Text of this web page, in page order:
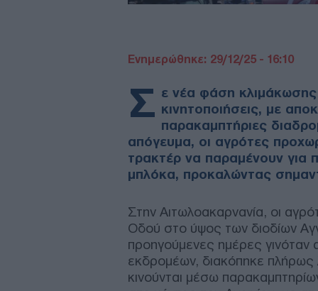
Ενημερώθηκε: 29/12/25 - 16:10
Σ ε νέα φάση
κινητοποιήσεις, με
παρακαμπτήριες
απόγευμα, οι αγρότες
τρακτέρ να παραμένουν για
μπλόκα, προκαλώντας
Στην Αιτωλοακαρνανία, οι
Οδού στο ύψος των διοδίων
προηγούμενες ημέρες γινόταν
εκδρομέων, διακόπηκε πλήρως
κινούνται μέσω